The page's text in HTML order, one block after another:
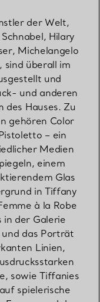
der Welt,
Hilary
Michelangelo
sind überall im
und
und anderen
des Hauses. Zu
gehören Color
– ein
Medien
einem
Glas
in Tiffany
à la Robe
in der Galerie
und das Porträt
Linien,
sowie Tiffanies
spielerische